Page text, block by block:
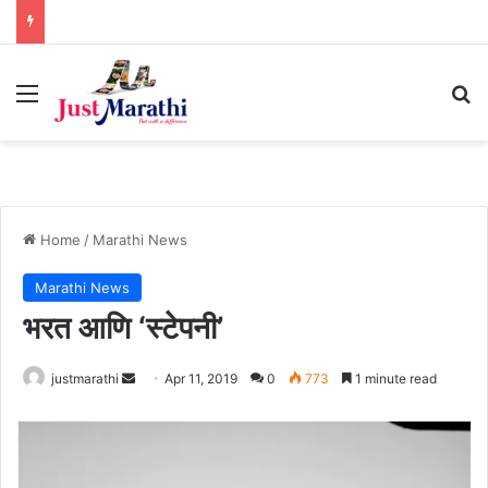
Menu
Home / Marathi News
Marathi News
भरत आणि ‘स्टेपनी’
justmarathi Apr 11, 2019 0 773 1 minute read